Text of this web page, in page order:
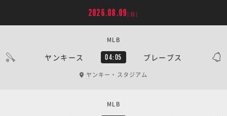
2026.08.09 [日]
ヤンキース 04:05 ブレーブス
MLB
ヤンキー・スタジアム
MLB